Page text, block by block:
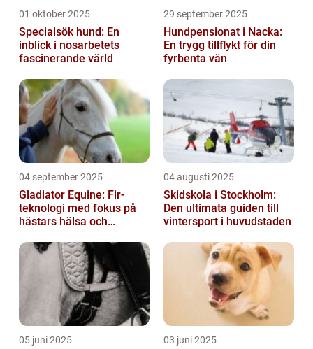
01 oktober 2025
Specialsök hund: En
inblick i nosarbetets
fascinerande värld
29 september 2025
Hundpensionat i Nacka:
En trygg tillflykt för din
fyrbenta vän
04 september 2025
Gladiator Equine: Fir-
teknologi med fokus på
hästars hälsa och
04 augusti 2025
Skidskola i Stockholm:
Den ultimata guiden till
vintersport i huvudstaden
05 juni 2025 03 juni 2025